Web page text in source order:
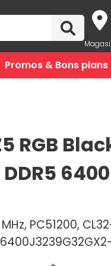
Promos & Bons plans
RGB
PC51200,